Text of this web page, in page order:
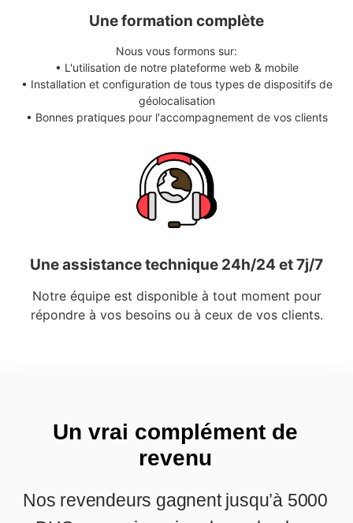
Une formation complète
Nous vous formons sur:
• L'utilisation de notre plateforme web & mobile
• Installation et configuration de tous types de dispositifs de
géolocalisation
• Bonnes pratiques pour l'accompagnement de vos clients
Une assistance technique 24h/24 et 7j/7
Notre équipe est disponible à tout moment pour
répondre à vos besoins ou à ceux de vos clients.
Un vrai complément de
revenu
Nos revendeurs gagnent jusqu’à 5000